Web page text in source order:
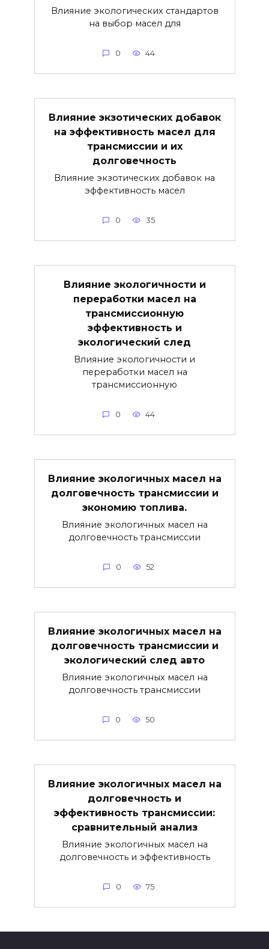
Влияние экологических стандартов
на выбор масел для
0 44
Влияние экзотических добавок
на эффективность масел для
трансмиссии и их
долговечность
Влияние экзотических добавок на
эффективность масел
0 35
Влияние экологичности и
переработки масел на
трансмиссионную
эффективность и
экологический след
Влияние экологичности и
переработки масел на
трансмиссионную
0 44
Влияние экологичных масел на
долговечность трансмиссии и
экономию топлива.
Влияние экологичных масел на
долговечность трансмиссии
0 52
Влияние экологичных масел на
долговечность трансмиссии и
экологический след авто
Влияние экологичных масел на
долговечность трансмиссии
0 50
Влияние экологичных масел на
долговечность и
эффективность трансмиссии:
сравнительный анализ
Влияние экологичных масел на
долговечность и эффективность
0 75